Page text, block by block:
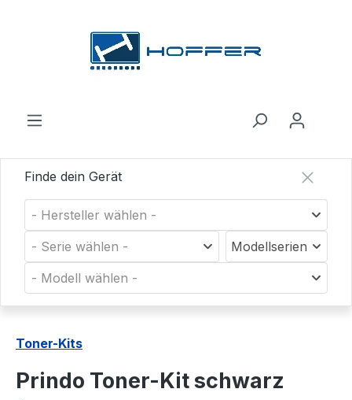
Finde dein Gerät
- Hersteller wählen -
- Serie wählen -
Modellserien
- Modell wählen -
Toner-Kits
Prindo Toner-Kit schwarz